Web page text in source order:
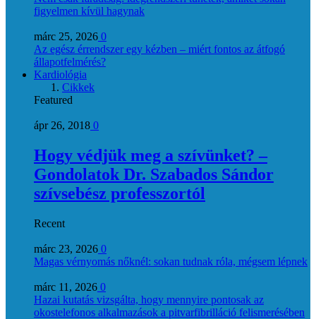
figyelmen kívül hagynak
márc 25, 2026 0
Az egész érrendszer egy kézben – miért fontos az átfogó
állapotfelmérés?
Kardiológia
Cikkek
Featured
ápr 26, 2018 0
Hogy védjük meg a szívünket? –
Gondolatok Dr. Szabados Sándor
szívsebész professzortól
Recent
márc 23, 2026 0
Magas vérnyomás nőknél: sokan tudnak róla, mégsem lépnek
márc 11, 2026 0
Hazai kutatás vizsgálta, hogy mennyire pontosak az
okostelefonos alkalmazások a pitvarfibrilláció felismerésében